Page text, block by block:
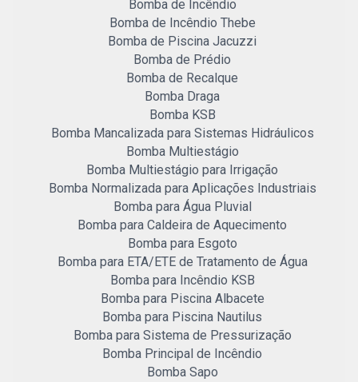
Bomba de Incêndio
Bomba de Incêndio Thebe
Bomba de Piscina Jacuzzi
Bomba de Prédio
Bomba de Recalque
Bomba Draga
Bomba KSB
Bomba Mancalizada para Sistemas Hidráulicos
Bomba Multiestágio
Bomba Multiestágio para Irrigação
Bomba Normalizada para Aplicações Industriais
Bomba para Água Pluvial
Bomba para Caldeira de Aquecimento
Bomba para Esgoto
Bomba para ETA/ETE de Tratamento de Água
Bomba para Incêndio KSB
Bomba para Piscina Albacete
Bomba para Piscina Nautilus
Bomba para Sistema de Pressurização
Bomba Principal de Incêndio
Bomba Sapo